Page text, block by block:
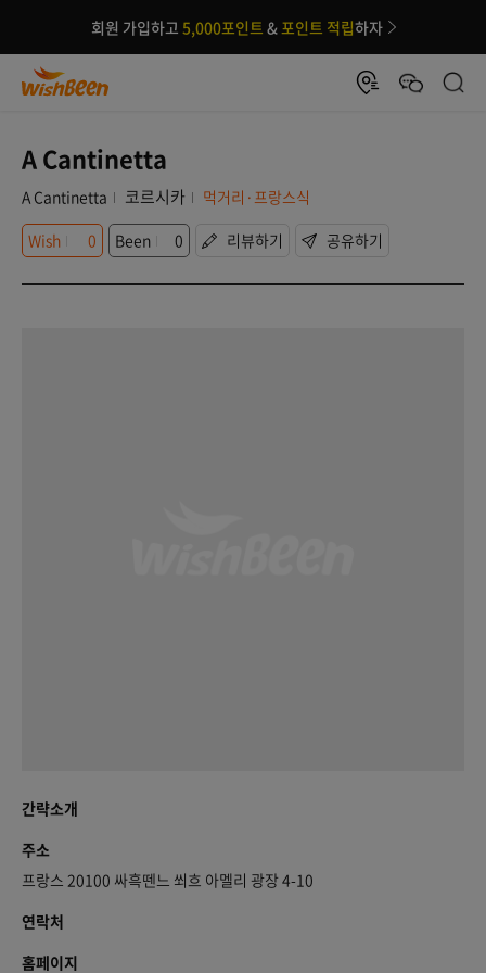
회원 가입하고 5,000포인트 &포인트 적립하자
A Cantinetta
A Cantinetta 코르시카
먹거리·프랑스식
Wish
0 Been 0 리뷰하기 공유하기
간략소개
주소
프랑스 20100 싸흑뗀느 쐬흐 아멜리 광장 4-10
연락처
홈페이지